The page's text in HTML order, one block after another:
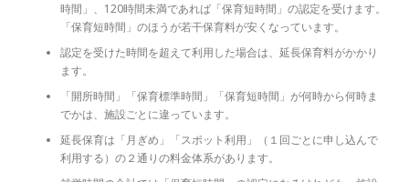
時間」、120時間未満であれば「保育短時間」の認定を受けます。
「保育短時間」のほうが若干保育料が安くなっています。
認定を受けた時間を超えて利用した場合は、延長保育料がかかり
ます。
「開所時間」「保育標準時間」「保育短時間」が何時から何時ま
でかは、施設ごとに違っています。
延長保育は「月ぎめ」「スポット利用」（１回ごとに申し込んで
利用する）の２通りの料金体系があります。